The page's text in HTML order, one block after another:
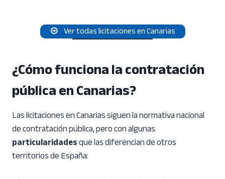
Ver todas licitaciones en Canarias
¿Cómo funciona la contratación
pública en Canarias?
Las licitaciones en Canarias siguen la normativa nacional
de contratación pública, pero con algunas
particularidadesque las diferencian de otros
territorios de España: